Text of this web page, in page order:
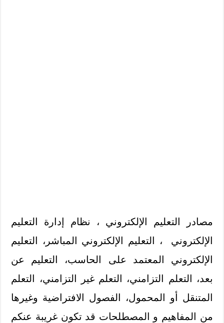
مصادر التعليم الإلكتروني ، نظام إدارة التعليم
الإلكتروني ، التعليم الإلكتروني المباشر، التعليم
الإلكتروني المعتمد على الحاسب، التعليم عن
بعد، التعلم التزامني، التعلم غير التزامني، التعلم
المتنقل أو المحمول، الفصول الافتراضية وغيرها
من المفاهيم و المصطلحات قد تكون غريبة عنكم